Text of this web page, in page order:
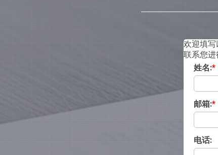
欢迎填
联系您进
姓名:*
邮箱:*
电话: